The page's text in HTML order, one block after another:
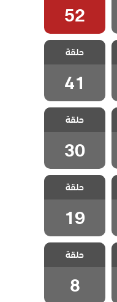
52
مسلسل ثلاث
اخوات الحلقة
41
حلقة
41
مسلسل ثلاث
اخوات الحلقة
30
حلقة
30
مسلسل ثلاث
اخوات الحلقة
19
حلقة
19
مسلسل ثلاث
اخوات الحلقة 8
حلقة
8